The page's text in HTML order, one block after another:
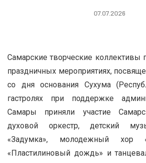
07.07.2026
Самарские творческие коллективы
праздничных мероприятиях,
со дня основания Сухума
гастролях при поддержке
Самары приняли участие
духовой оркестр, детский
«Задумка», молодежный хор
«Пластилиновый дождь» и